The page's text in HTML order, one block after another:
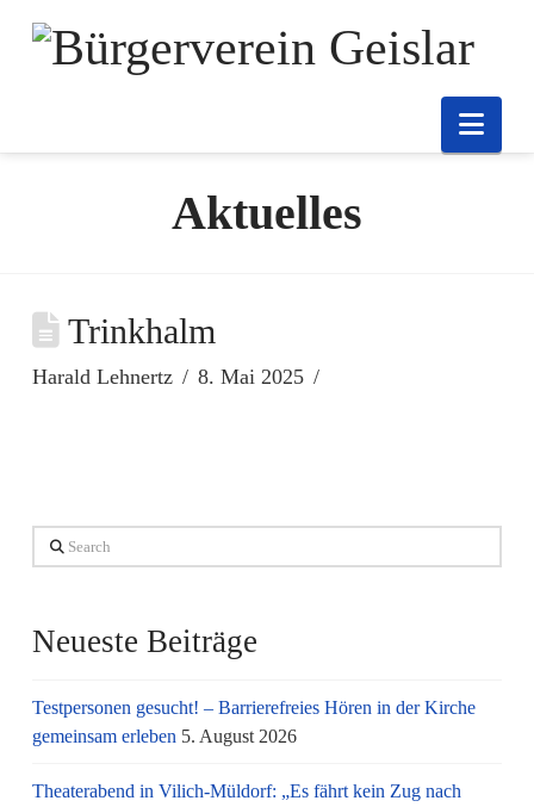
Aktuelles
Trinkhalm
Harald Lehnertz 8. Mai 2025
Search
Neueste Beiträge
Testpersonen gesucht! – Barrierefreies Hören in der Kirche
gemeinsam erleben 5. August 2026
Theaterabend in Vilich-Müldorf: „Es fährt kein Zug nach